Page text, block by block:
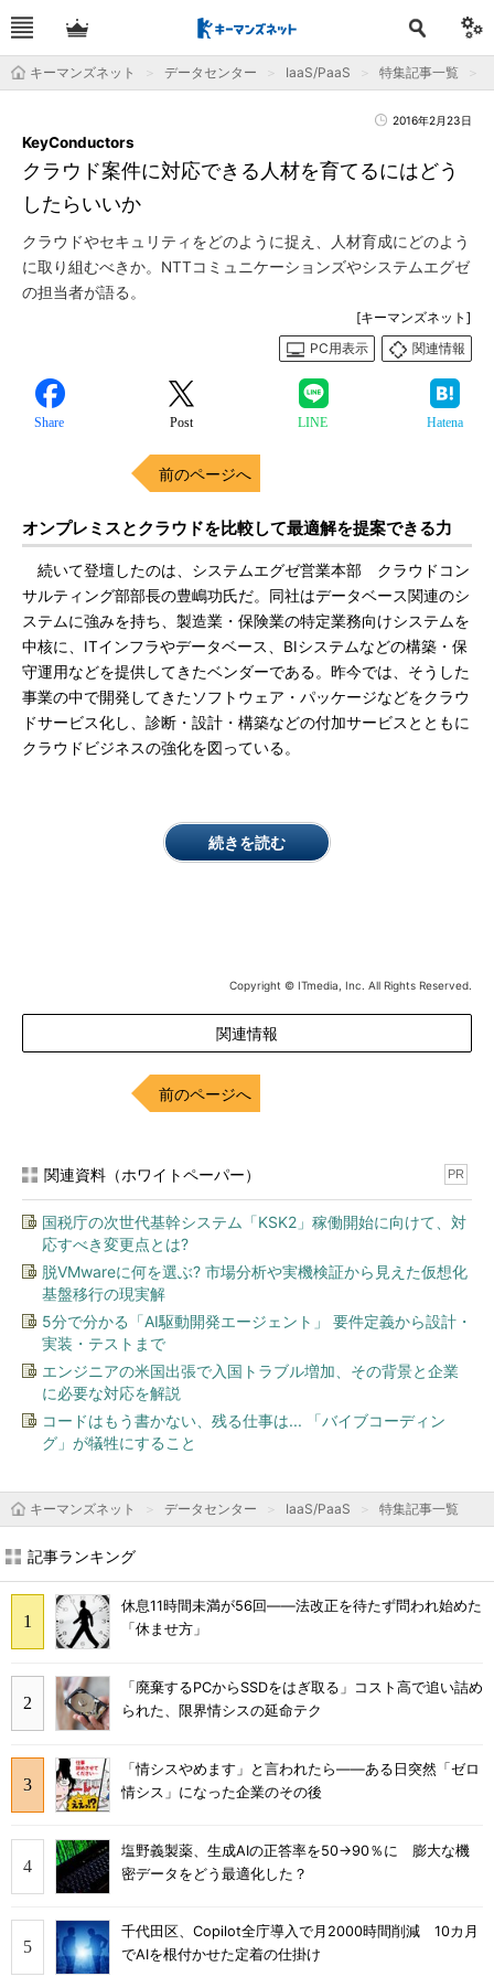
キーマンズネット データセンター IaaS/PaaS 特集記事一覧
2016年2月23日
クラウド案件に対応できる人材を育てるにはどう
したらいいか
KeyConductors
クラウドやセキュリティをどのように捉え、人材育成にどのよう
に取り組むべきか。NTTコミュニケーションズやシステムエグゼ
の担当者が語る。
[キーマンズネット]
PC用表示
関連情報
Share Post LINE Hatena
前のページへ
オンプレミスとクラウドを比較して最適解を提案できる力
続いて登壇したのは、システムエグゼ営業本部 クラウドコン
サルティング部部長の豊嶋功氏だ。同社はデータベース関連のシ
ステムに強みを持ち、製造業・保険業の特定業務向けシステムを
中核に、ITインフラやデータベース、BIシステムなどの構築・保
守運用などを提供してきたベンダーである。昨今では、そうした
事業の中で開発してきたソフトウェア・パッケージなどをクラウ
ドサービス化し、診断・設計・構築などの付加サービスとともに
クラウドビジネスの強化を図っている。
続きを読む
Copyright © ITmedia, Inc. All Rights Reserved.
関連情報
前のページへ
関連資料（ホワイトペーパー） PR
国税庁の次世代基幹システム「KSK2」稼働開始に向けて、対
応すべき変更点とは?
脱VMwareに何を選ぶ? 市場分析や実機検証から見えた仮想化
基盤移行の現実解
5分で分かる「AI駆動開発エージェント」 要件定義から設計・
実装・テストまで
エンジニアの米国出張で入国トラブル増加、その背景と企業
に必要な対応を解説
コードはもう書かない、残る仕事は... 「バイブコーディン
グ」が犠牲にすること
キーマンズネット データセンター IaaS/PaaS 特集記事一覧
記事ランキング
休息11時間未満が56回――法改正を待たず問われ始めた
「休ませ方」
「廃棄するPCからSSDをはぎ取る」コスト高で追い詰め
られた、限界情シスの延命テク
「情シスやめます」と言われたら――ある日突然「ゼロ
情シス」になった企業のその後
塩野義製薬、生成AIの正答率を50→90％に 膨大な機
密データをどう最適化した？
千代田区、Copilot全庁導入で月2000時間削減 10カ月
でAIを根付かせた定着の仕掛け